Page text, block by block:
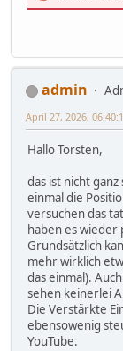
admin
April 27, 2026,
Hallo Torsten,
das ist nicht
einmal die
versuchen das
haben es wieder
Grundsätzlich
mehr wirklich
das einmal).
sehen keinerlei
Die Verstärkte
ebensowenig
YouTube.